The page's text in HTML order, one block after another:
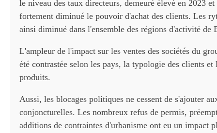
le niveau des taux directeurs, demeuré élevé en 2023
fortement diminué le pouvoir d'achat des clients. Les
ainsi diminué dans l'ensemble des régions d'activité de
L'ampleur de l'impact sur les ventes des sociétés du
été contrastée selon les pays, la typologie des clients et
produits.
Aussi, les blocages politiques ne cessent de s'ajouter
conjoncturelles. Les nombreux refus de permis,
additions de contraintes d'urbanisme ont eu un impact